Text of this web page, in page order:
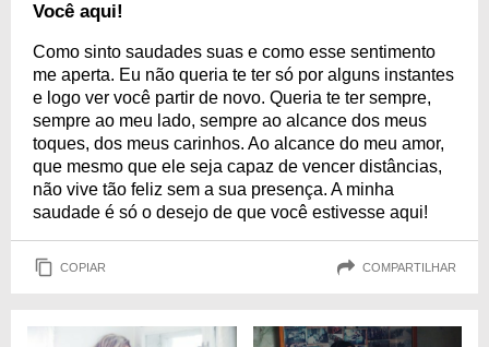
Você aqui!
Como sinto saudades suas e como esse sentimento
me aperta. Eu não queria te ter só por alguns instantes
e logo ver você partir de novo. Queria te ter sempre,
sempre ao meu lado, sempre ao alcance dos meus
toques, dos meus carinhos. Ao alcance do meu amor,
que mesmo que ele seja capaz de vencer distâncias,
não vive tão feliz sem a sua presença. A minha
saudade é só o desejo de que você estivesse aqui!
COPIAR COMPARTILHAR